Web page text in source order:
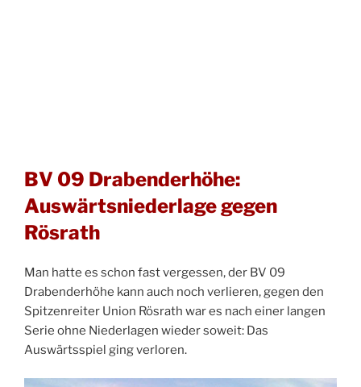
BV 09 Drabenderhöhe:
Auswärtsniederlage gegen
Rösrath
Man hatte es schon fast vergessen, der BV 09
Drabenderhöhe kann auch noch verlieren, gegen den
Spitzenreiter Union Rösrath war es nach einer langen
Serie ohne Niederlagen wieder soweit: Das
Auswärtsspiel ging verloren.